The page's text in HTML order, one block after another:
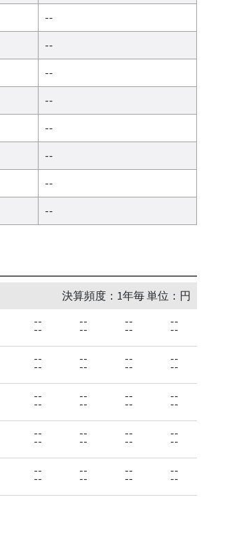
--
--
--
--
--
--
--
--
決算頻度：1年毎 単位：円
--
--
--
--
--
--
--
--
--
--
--
--
--
--
--
--
--
--
--
--
--
--
--
--
--
--
--
--
--
--
--
--
--
--
--
--
--
--
--
--